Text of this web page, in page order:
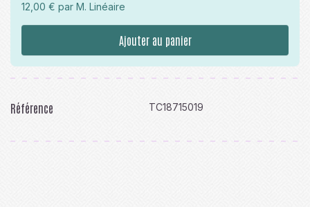
12,00 € par M. Linéaire
Ajouter au panier
Référence TC18715019